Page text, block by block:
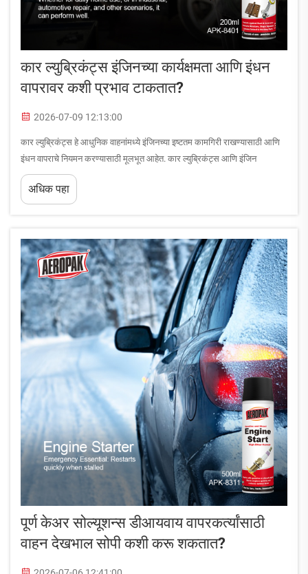
कार ल्युब्रिकंट्स इंजिनच्या कार्यक्षमता आणि इंधन
वापरावर कशी प्रभाव टाकतात?
2026-07-09 12:13:00
कार ल्युब्रिकंट्स हे आधुनिक वाहनांमध्ये इंजिनच्या इष्टतम कामगिरी राखण्यासाठी आणि
इंधन वापराचे नियमन करण्यासाठी मूलभूत आहेत. कार ल्युब्रिकंट्स आणि इंजिन
कार्यक्षमता यांच्यातील संबंध स्पष्ट आणि मोजता येणारा आहे: उत्कृष्ट कार ल्युब्रिकंट्स
आंतरिक...
अधिक पहा
पूर्ण केअर सोल्यूशन्स डीआयवाय वापरकर्त्यांसाठी
वाहन देखभाल सोपी कशी करू शकतात?